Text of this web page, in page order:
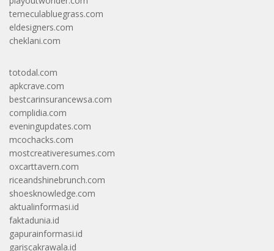
temeculabluegrass.com
eldesigners.com
cheklani.com
totodal.com
apkcrave.com
bestcarinsurancewsa.com
complidia.com
eveningupdates.com
mcochacks.com
mostcreativeresumes.com
oxcarttavern.com
riceandshinebrunch.com
shoesknowledge.com
aktualinformasi.id
faktadunia.id
gapurainformasi.id
gariscakrawala.id